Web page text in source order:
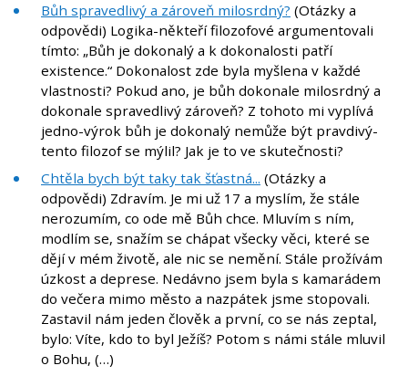
Bůh spravedlivý a zároveň milosrdný? (Otázky a
odpovědi) Logika-někteří filozofové argumentovali
tímto: „Bůh je dokonalý a k dokonalosti patří
existence.“ Dokonalost zde byla myšlena v každé
vlastnosti? Pokud ano, je bůh dokonale milosrdný a
dokonale spravedlivý zároveň? Z tohoto mi vyplívá
jedno-výrok bůh je dokonalý nemůže být pravdivý-
tento filozof se mýlil? Jak je to ve skutečnosti?
Chtěla bych být taky tak šťastná... (Otázky a
odpovědi) Zdravím. Je mi už 17 a myslím, že stále
nerozumím, co ode mě Bůh chce. Mluvím s ním,
modlím se, snažím se chápat všecky věci, které se
dějí v mém životě, ale nic se nemění. Stále prožívám
úzkost a deprese. Nedávno jsem byla s kamarádem
do večera mimo město a nazpátek jsme stopovali.
Zastavil nám jeden člověk a první, co se nás zeptal,
bylo: Víte, kdo to byl Ježíš? Potom s námi stále mluvil
o Bohu, (…)